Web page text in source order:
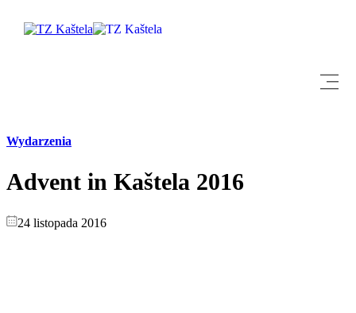
Wydarzenia
Advent in Kaštela 2016
24 listopada 2016